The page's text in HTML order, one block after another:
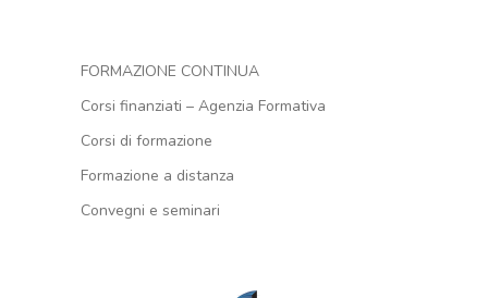
FORMAZIONE CONTINUA
Corsi finanziati – Agenzia Formativa
Corsi di formazione
Formazione a distanza
Convegni e seminari